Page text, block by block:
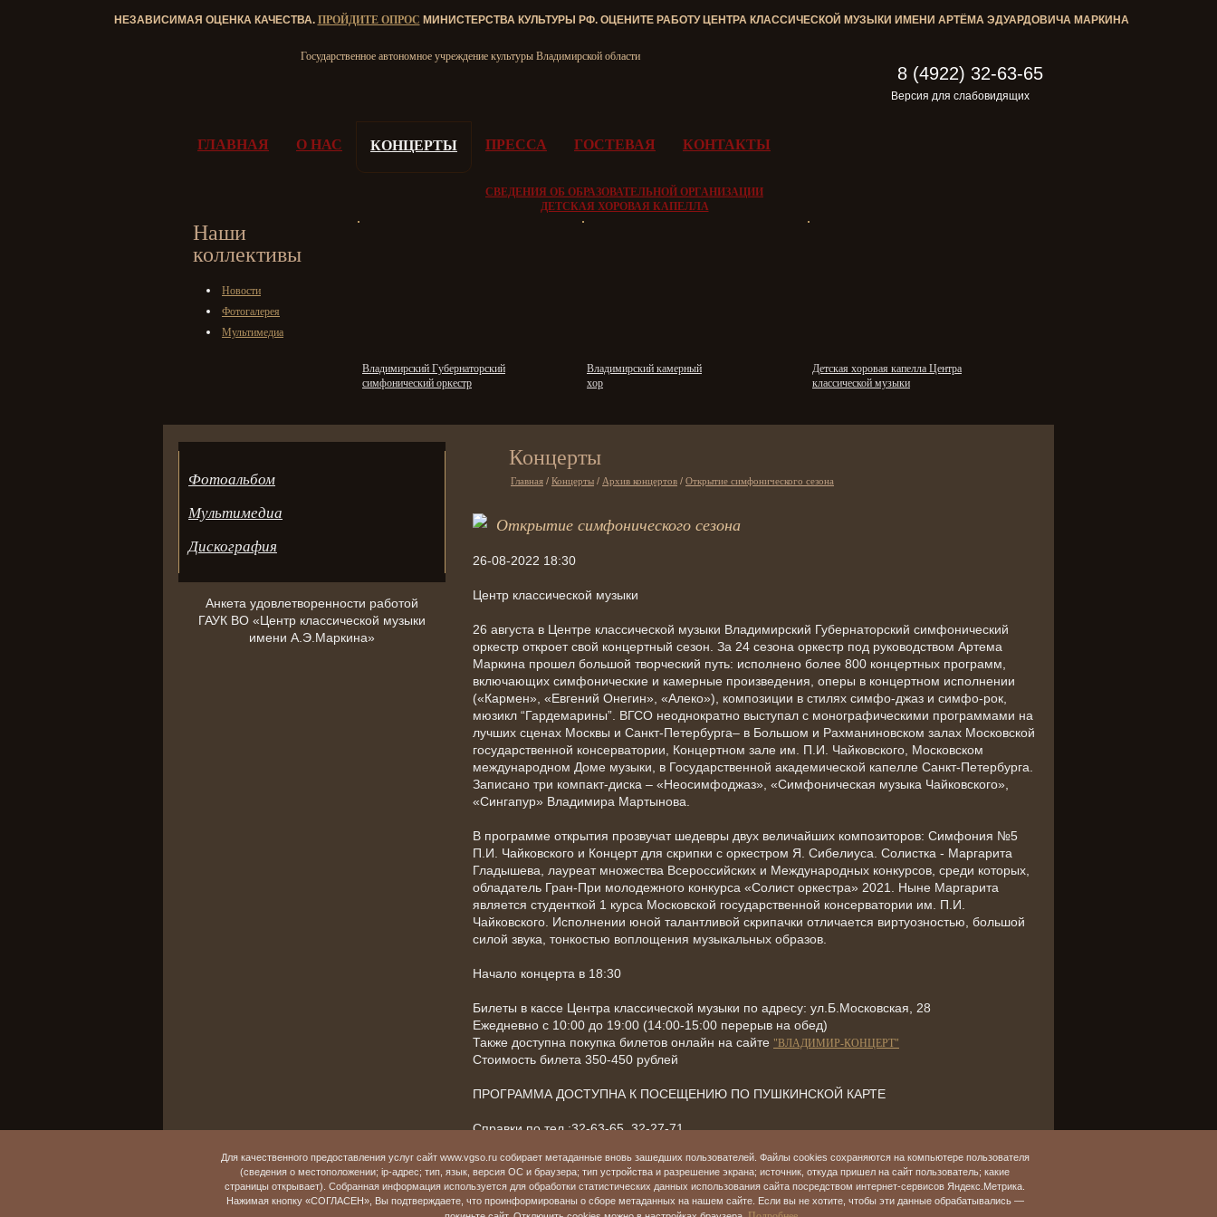
НЕЗАВИСИМАЯ ОЦЕНКА КАЧЕСТВА. ПРОЙДИТЕ ОПРОС МИНИСТЕРСТВА КУЛЬТУРЫ РФ. ОЦЕНИТЕ РАБОТУ ЦЕНТРА КЛАССИЧЕСКОЙ МУЗЫКИ ИМЕНИ АРТЁМА ЭДУАРДОВИЧА МАРКИНА
Государственное автономное учреждение культуры Владимирской области
8 (4922) 32-63-65
ГЛАВНАЯ О НАС КОНЦЕРТЫ ПРЕССА ГОСТЕВАЯ КОНТАКТЫ
СВЕДЕНИЯ ОБ ОБРАЗОВАТЕЛЬНОЙ ОРГАНИЗАЦИИ
ДЕТСКАЯ ХОРОВАЯ КАПЕЛЛА
Наши
коллективы
Новости
Фотогалерея
Мультимедиа
Владимирский Губернаторский
симфонический оркестр
Владимирский камерный
хор
Детская хоровая капелла Центра
классической музыки
Фотоальбом
Мультимедиа
Дискография
Анкета удовлетворенности работой
ГАУК ВО «Центр классической музыки
имени А.Э.Маркина»
Концерты
Главная / Концерты / Архив концертов / Открытие симфонического сезона
Открытие симфонического сезона
26-08-2022 18:30
Центр классической музыки
26 августа в Центре классической музыки Владимирский Губернаторский симфонический
оркестр откроет свой концертный сезон. За 24 сезона оркестр под руководством Артема
Маркина прошел большой творческий путь: исполнено более 800 концертных программ,
включающих симфонические и камерные произведения, оперы в концертном исполнении
(«Кармен», «Евгений Онегин», «Алеко»), композиции в стилях симфо-джаз и симфо-рок,
мюзикл “Гардемарины”. ВГСО неоднократно выступал с монографическими программами на
лучших сценах Москвы и Санкт-Петербурга– в Большом и Рахманиновском залах Московской
государственной консерватории, Концертном зале им. П.И. Чайковского, Московском
международном Доме музыки, в Государственной академической капелле Санкт-Петербурга.
Записано три компакт-диска – «Неосимфоджаз», «Симфоническая музыка Чайковского»,
«Сингапур» Владимира Мартынова.
В программе открытия прозвучат шедевры двух величайших композиторов: Симфония №5
П.И. Чайковского и Концерт для скрипки с оркестром Я. Сибелиуса. Солистка - Маргарита
Гладышева, лауреат множества Всероссийских и Международных конкурсов, среди которых,
обладатель Гран-При молодежного конкурса «Солист оркестра» 2021. Ныне Маргарита
является студенткой 1 курса Московской государственной консерватории им. П.И.
Чайковского. Исполнении юной талантливой скрипачки отличается виртуозностью, большой
силой звука, тонкостью воплощения музыкальных образов.
Начало концерта в 18:30
Билеты в кассе Центра классической музыки по адресу: ул.Б.Московская, 28
Ежедневно с 10:00 до 19:00 (14:00-15:00 перерыв на обед)
Также доступна покупка билетов онлайн на сайте "ВЛАДИМИР-КОНЦЕРТ"
Стоимость билета 350-450 рублей
ПРОГРАММА ДОСТУПНА К ПОСЕЩЕНИЮ ПО ПУШКИНСКОЙ КАРТЕ
Справки по тел.:32-63-65, 32-27-71
«Назад
Для качественного предоставления услуг сайт www.vgso.ru собирает метаданные вновь зашедших пользователей. Файлы cookies сохраняются на компьютере пользователя
(сведения о местоположении; ip-адрес; тип, язык, версия ОС и браузера; тип устройства и разрешение экрана; источник, откуда пришел на сайт пользователь; какие
страницы открывает). Собранная информация используется для обработки статистических данных использования сайта посредством интернет-сервисов Яндекс.Метрика.
Нажимая кнопку «СОГЛАСЕН», Вы подтверждаете, что проинформированы о сборе метаданных на нашем сайте. Если вы не хотите, чтобы эти данные обрабатывались —